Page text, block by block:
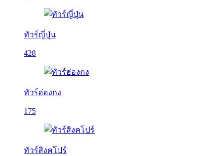
ทัวร์ญี่ปุ่น
428
ทัวร์ฮ่องกง
175
ทัวร์สิงคโปร์